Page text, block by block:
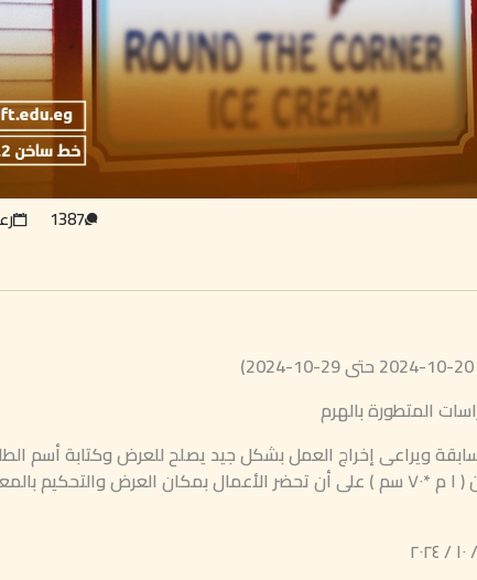
1387
المتطورة بالهرم
ويراعى إخراج العمل بشكل جيد يصلح للعرض وكتابة أسم
والمعهد على العمل و أن لا تزيد مساحة العمل عن ( ١ م *٧٠ سم ) على أن تحضر الأعمال بمكان العرض